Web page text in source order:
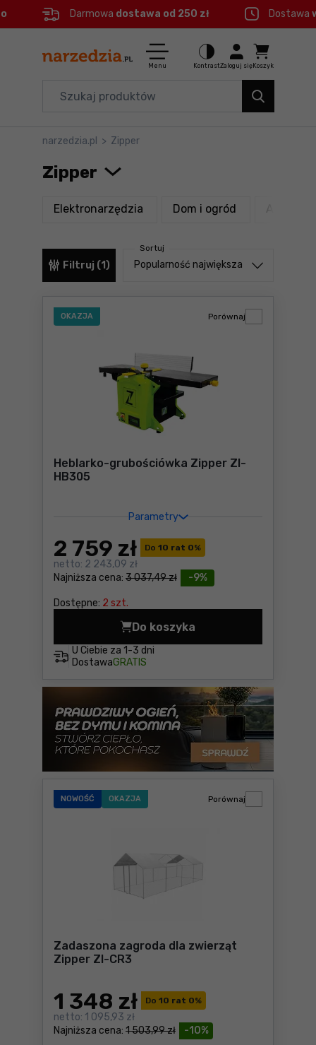
Menu główne
Filtry
Produkty
Darmowa dostawa od 250 zł Dostawa
Menu KontrastZaloguj się Koszyk
Elektronarzędzia
Akcesoria
Branże
Okazje
narzedzia.pl > Zipper
Zipper
Elektronarzędzia produktyDom i ogród produkty
Filtruj (1)
Sortuj
Sortuj od
Popularność największa
OKAZJA
Heblarko-grubościówka Zipper ZI-
HB305
Parametry
Do 10 rat 0%
-9%
Najniższa cena: 3 037,49 zł
2 759 zł
netto: 2 243,09 zł
Dostępne: 2 szt.
Porównaj
U Ciebie za 1-3 dni
DostawaGRATIS
Do koszyka
Heblarko-grubościówka
NOWOŚĆ OKAZJA
Zadaszona zagroda dla zwierząt
Zipper ZI-CR3
Do 10 rat 0%
-10%
Najniższa cena: 1 503,99 zł
1 348 zł
netto: 1 095,93 zł
Porównaj